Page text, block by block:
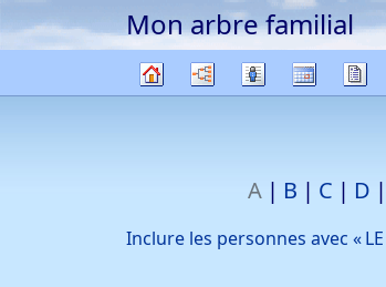
Passer au contenu
Mon arbre familial
Diagrammes
Listes
A B C D
Inclure les personnes avec «